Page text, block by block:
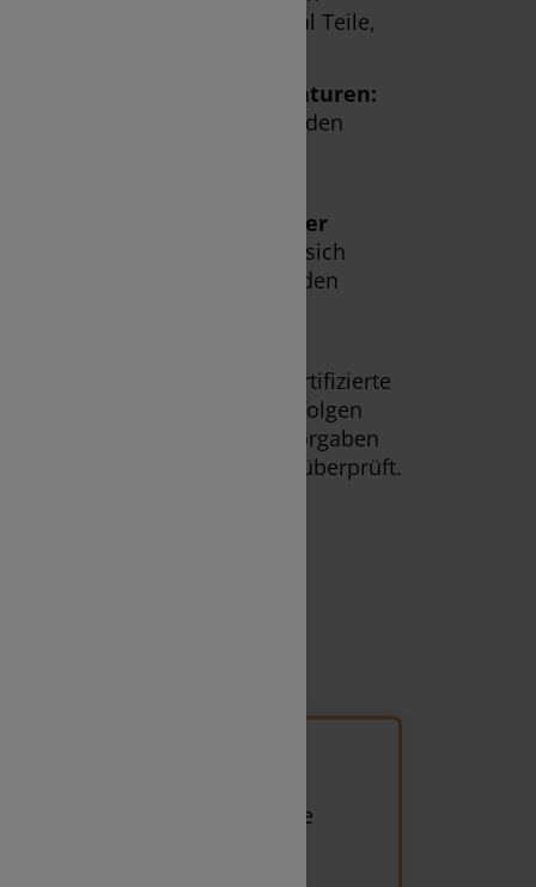
ausschließlich Original Teile,
für preiswerte kleine Reparaturen:
beheben kleine Schäden
bei den Formalitäten mit der
Die Service-Berater kümmern sich
Fall und helfen dir bei den
Als zertifizierte
Konzernmarken erfolgen
nach strengsten Herstellervorgaben
von Porsche Austria überprüft.
Öffnungszeiten erhalten Sie